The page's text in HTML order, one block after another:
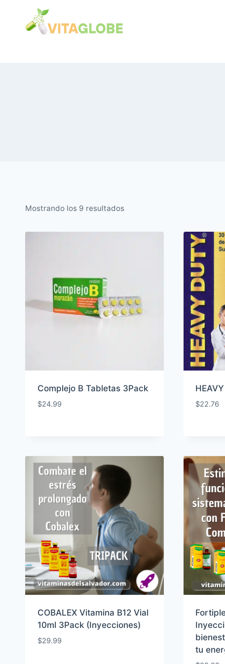
Contenido
Mostrando los 9 resultadosOrdenado
Complejo B Tabletas 3Pack
$24.99 $22.76
COBALEX Vitamina B12 Vial
10ml 3Pack (Inyecciones)
$29.99
tu